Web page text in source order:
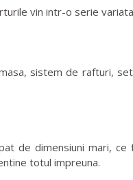
vin intr-o serie
sistem de rafturi,
de dimensiuni mari,
totul impreuna.